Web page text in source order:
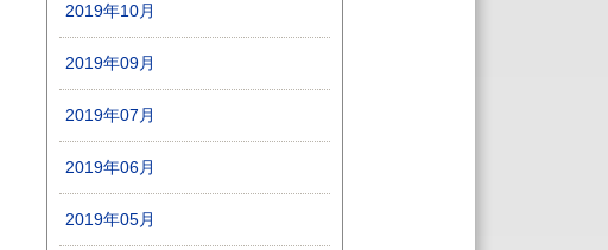
2019年10月
2019年09月
2019年07月
2019年06月
2019年05月